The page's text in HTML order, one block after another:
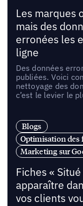
Les marques
mais des
erronées les
ligne
Des données
publiées. Voici
nettoyage des
c’est le levier le
Blogs
Optimisation des
Marketing sur
Fiches «
apparaître
vos clients